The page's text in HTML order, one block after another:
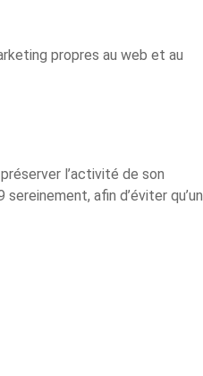
propres au web et au
l’activité de son
sereinement, afin d’éviter qu’un